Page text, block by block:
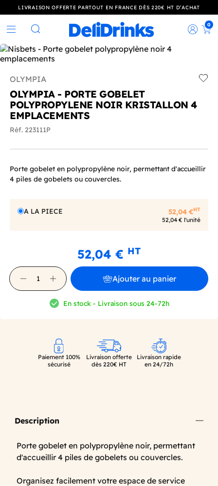
LIVRAISON OFFERTE PARTOUT EN FRANCE DÈS 220€ HT D’ACHAT
Rechercher
0
OLYMPIA
OLYMPIA - PORTE GOBELET
POLYPROPYLENE NOIR KRISTALLON 4
EMPLACEMENTS
Réf. 223111P
Porte gobelet en polypropylène noir, permettant d'accueillir
4 piles de gobelets ou couvercles.
A LA PIECE 52,04 €HT
52,04 € l'unité
52,04 € HT
Ajouter au panier
En stock - Livraison sous 24-72h
Paiement 100%
sécurisé
Livraison offerte
dès 220€ HT
Livraison rapide
en 24/72h
Description
Porte gobelet en polypropylène noir, permettant
d'accueillir 4 piles de gobelets ou couvercles.
Organisez facilement votre espace de service